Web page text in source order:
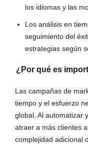
los idiomas y las
Los análisis en
seguimiento del
estrategias según
¿Por qué es
Las campañas de
tiempo y el esfuerzo
global. Al automatizar
atraer a más clientes
complejidad adicional